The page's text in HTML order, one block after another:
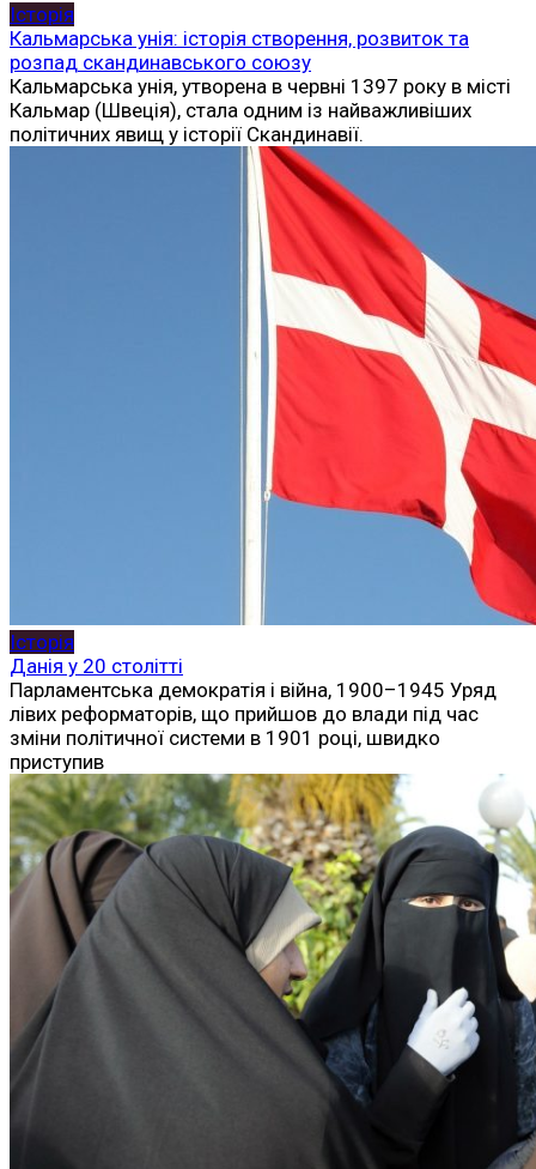
Історія
Кальмарська унія: історія створення, розвиток та
розпад скандинавського союзу
Кальмарська унія, утворена в червні 1397 року в місті
Кальмар (Швеція), стала одним із найважливіших
політичних явищ у історії Скандинавії.
Історія
Данія у 20 столітті
Парламентська демократія і війна, 1900–1945 Уряд
лівих реформаторів, що прийшов до влади під час
зміни політичної системи в 1901 році, швидко
приступив